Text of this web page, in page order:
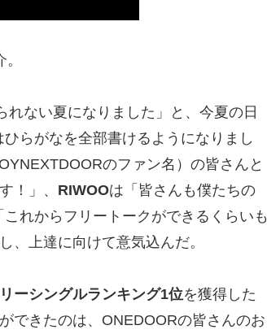
れない夏になりました」と、今夏の日
ひらがなを全部書けるようになりまし
のファン名）の皆さんと
！」、 RIWOOは「皆さんも僕たちの
これからフリートークができるくらいも
、上達に向けて意気込んだ。
ーシングルランキング1位を獲得した
できたのは、ONEDOORの皆さんのお